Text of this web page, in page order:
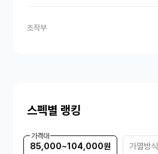
조작부
스펙별 랭킹
가격대
85,000~104,000원 가열방식